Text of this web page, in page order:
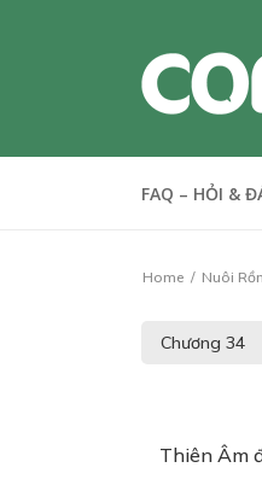
FAQ – HỎI &
Home Nuôi
Thiên Âm